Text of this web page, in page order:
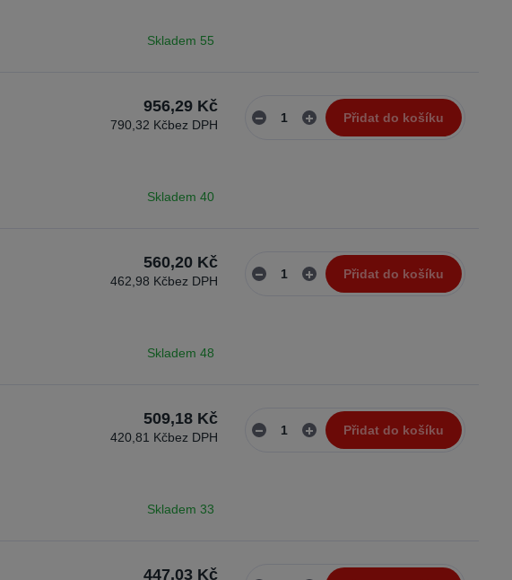
Skladem 55
956,29 Kč
790,32 Kčbez DPH
Skladem 40
Přidat do košíku
560,20 Kč
462,98 Kčbez DPH
Skladem 48
Přidat do košíku
509,18 Kč
420,81 Kčbez DPH
Skladem 33
Přidat do košíku
447,03 Kč